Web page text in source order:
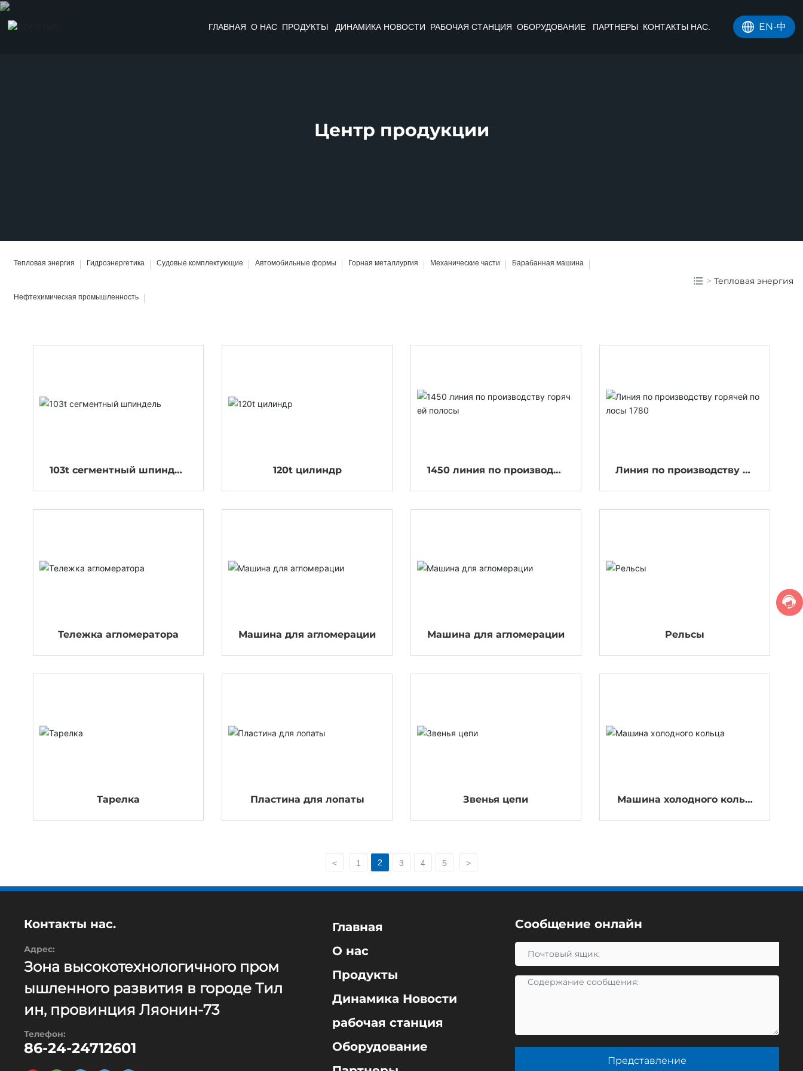
ГЛАВНАЯ О НАС ПРОДУКТЫ ДИНАМИКА НОВОСТИ РАБОЧАЯ СТАНЦИЯ ОБОРУДОВАНИЕ ПАРТНЕРЫ КОНТАКТЫ НАС. EN-中
Центр продукции
Тепловая энергия Гидроэнергетика Судовые комплектующие Автомобильные формы Горная металлургия Механические части Барабанная машина
Нефтехимическая промышленность
Тепловая энергия
103t сегментный шпиндел
120t цилиндр
1450 линия по производст
Линия по производству го
Тележка агломератора Машина для агломерации Машина для агломерации Рельсы
Тарелка Пластина для лопаты Звенья цепи
Машина холодного кольц
< 1 2 3 4 5 >
Контакты нас.
Адрес:
Зона высокотехнологичного пром
ышленного развития в городе Тил
ин, провинция Ляонин-73
Телефон:
86-24-24712601
Главная
О нас
Продукты
Динамика Новости
рабочая станция
Оборудование
Сообщение онлайн
Представление